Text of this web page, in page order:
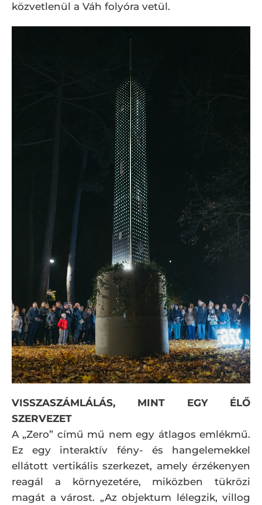
közvetlenül a Váh folyóra vetül.
VISSZASZÁMLÁLÁS, MINT EGY ÉLŐ
SZERVEZET
A „Zero” című mű nem egy átlagos emlékmű.
Ez egy interaktív fény- és hangelemekkel
ellátott vertikális szerkezet, amely érzékenyen
reagál a környezetére, miközben tükrözi
magát a várost. „Az objektum lélegzik, villog